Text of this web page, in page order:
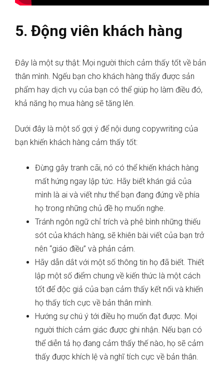
5. Động viên khách hàng
Đây là một sự thật: Mọi người thích cảm thấy tốt về bản
thân mình. Ngếu bạn cho khách hàng thấy được sản
phẩm hay dịch vụ của bạn có thể giúp họ làm điều đó,
khả năng họ mua hàng sẽ tăng lên.
Dưới đây là một số gợi ý để nội dung copywriting của
bạn khiến khách hàng cảm thấy tốt:
Đừng gây tranh cãi, nó có thể khiến khách hàng
mất hứng ngay lập tức. Hãy biết khán giả của
mình là ai và viết như thể bạn đang đứng về phía
họ trong những chủ đề họ muốn nghe.
Tránh ngôn ngữ chỉ trích và phê bình những thiếu
sót của khách hàng, sẽ khiên bài viết của bạn trở
nên “giáo điều” và phản cảm.
Hãy dẫn dắt với một số thông tin họ đã biết. Thiết
lập một số điểm chung về kiến thức là một cách
tốt để độc giả của bạn cảm thấy kết nối và khiến
họ thấy tích cực về bản thân mình.
Hướng sự chú ý tới điều họ muốn đạt được. Mọi
người thích cảm giác được ghi nhận. Nếu bạn có
thể diễn tả họ đang cảm thấy thế nào, họ sẽ cảm
thấy được khích lệ và nghĩ tích cực về bản thân.